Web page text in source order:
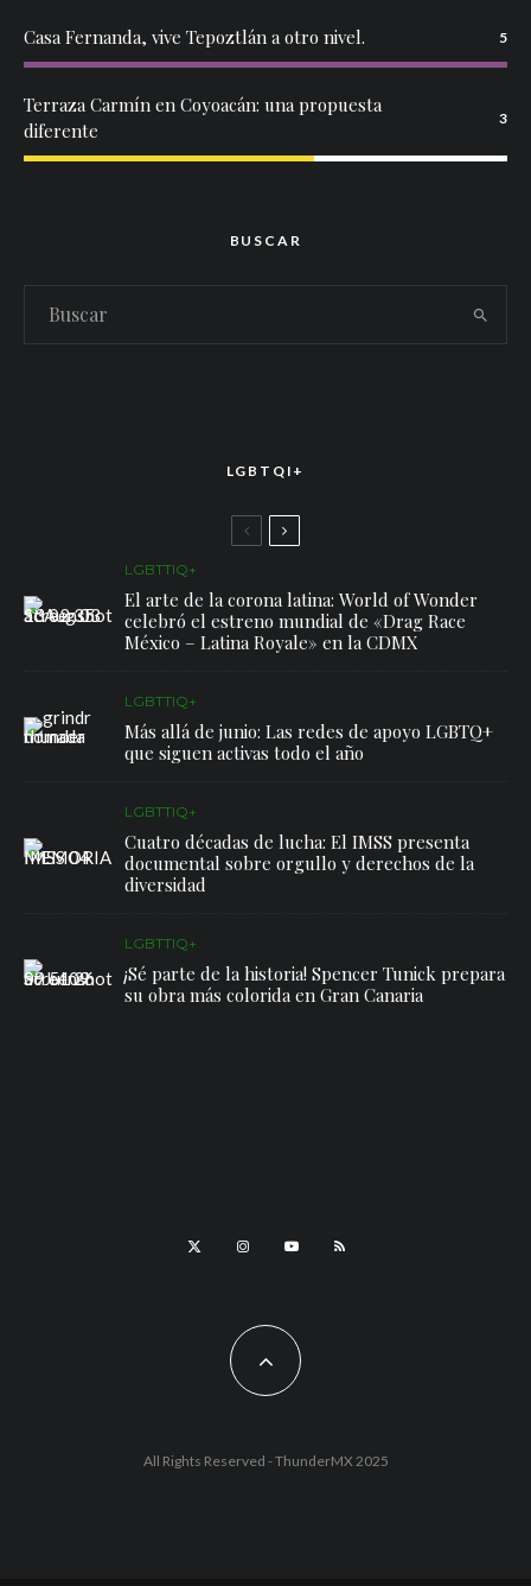
Casa Fernanda, vive Tepoztlán a otro nivel. 5
Terraza Carmín en Coyoacán: una propuesta
diferente
3
BUSCAR
LGBTQI+
LGBTTIQ+
El arte de la corona latina: World of Wonder
celebró el estreno mundial de «Drag Race
México – Latina Royale» en la CDMX
LGBTTIQ+
Más allá de junio: Las redes de apoyo LGBTQ+
que siguen activas todo el año
LGBTTIQ+
Cuatro décadas de lucha: El IMSS presenta
documental sobre orgullo y derechos de la
diversidad
LGBTTIQ+
¡Sé parte de la historia! Spencer Tunick prepara
su obra más colorida en Gran Canaria
All Rights Reserved - ThunderMX 2025